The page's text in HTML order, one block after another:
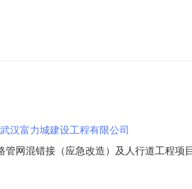
三、项目名称淅河镇云龙幼儿园设备采
武汉富力城建设工程有限公司
网混错接（应急改造）及人行道工程
2023】第0119号三、项目名称黄梅县